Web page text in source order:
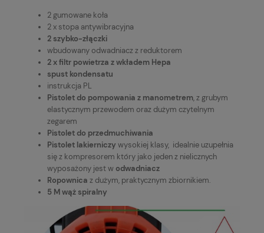
2 gumowane koła
2 x stopa antywibracyjna
2 szybko-złączki
wbudowany odwadniacz z reduktorem
2 x filtr powietrza z wkładem Hepa
spust kondensatu
instrukcja PL
Pistolet do pompowania z manometrem, z grubym
elastycznym przewodem oraz dużym czytelnym
zegarem
Pistolet do przedmuchiwania
Pistolet lakierniczy wysokiej klasy, idealnie uzupełnia
się z kompresorem który jako jeden z nielicznych
wyposażony jest w odwadniacz
Ropownica z dużym, praktycznym zbiornikiem.
5 M wąż spiralny